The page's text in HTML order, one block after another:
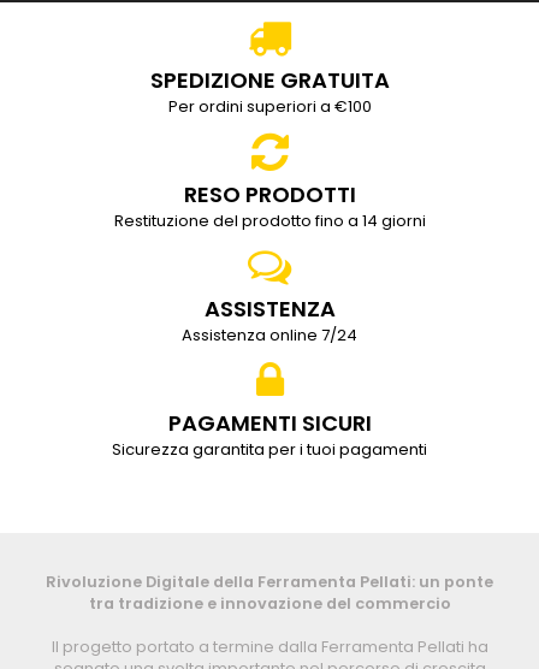
SPEDIZIONE GRATUITA
Per ordini superiori a €100
RESO PRODOTTI
Restituzione del prodotto fino a 14 giorni
ASSISTENZA
Assistenza online 7/24
PAGAMENTI SICURI
Sicurezza garantita per i tuoi pagamenti
Rivoluzione Digitale della Ferramenta Pellati: un ponte
tra tradizione e innovazione del commercio
Il progetto portato a termine dalla Ferramenta Pellati ha